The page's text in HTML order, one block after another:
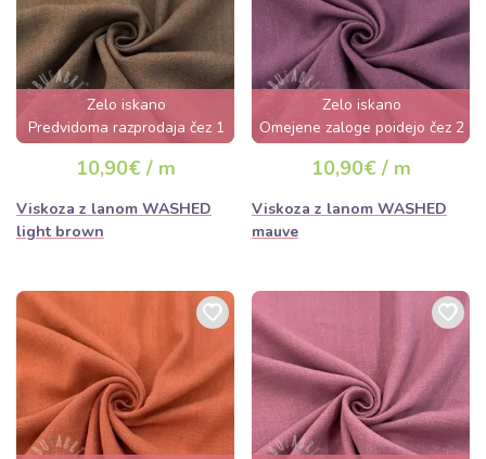
Zelo iskano
Predvidoma razprodaja čez 1
dan
10,90€ / m
Viskoza z lanom WASHED
light brown
Zelo iskano
Omejene zaloge poidejo čez 2
dni
10,90€ / m
Viskoza z lanom WASHED
mauve